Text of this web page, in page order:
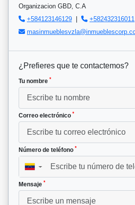
Organizacion GBD, C.A
+584123146129 |
+582432316011
¿Prefieres que te contactemos?
Tu nombre *
Correo electrónico *
Número de teléfono *
▼
Mensaje *